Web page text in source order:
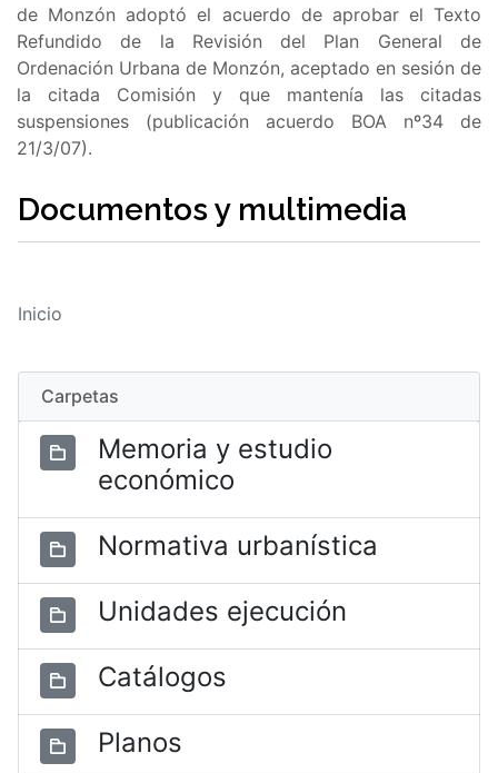
de Monzón adoptó el acuerdo de aprobar el Texto
Refundido de la Revisión del Plan General de
Ordenación Urbana de Monzón, aceptado en sesión de
la citada Comisión y que mantenía las citadas
suspensiones (publicación acuerdo BOA nº34 de
21/3/07).
Documentos y multimedia
Inicio
Carpetas
Memoria y estudio
económico
Normativa urbanística
Unidades ejecución
Catálogos
Planos